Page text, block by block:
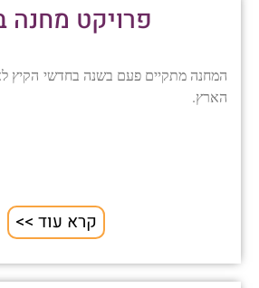
פרויקט מחנה
המחנה מתקיים פעם בשנה בחדשי הקיץ
הארץ.
קרא עוד >>